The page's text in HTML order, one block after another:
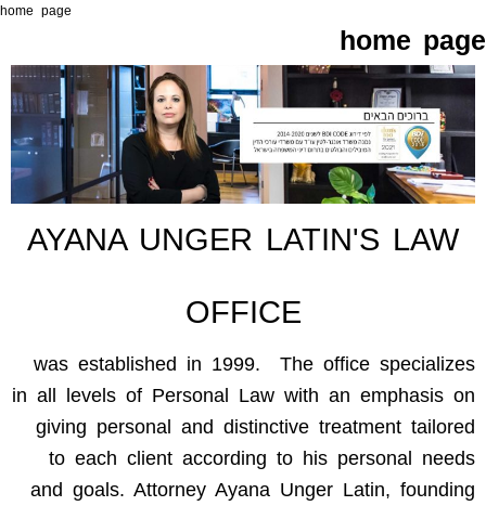
home page
home page
AYANA UNGER LATIN'S LAW
OFFICE
was established in 1999. The office specializes
in all levels of Personal Law with an emphasis on
giving personal and distinctive treatment tailored
to each client according to his personal needs
and goals. Attorney Ayana Unger Latin, founding